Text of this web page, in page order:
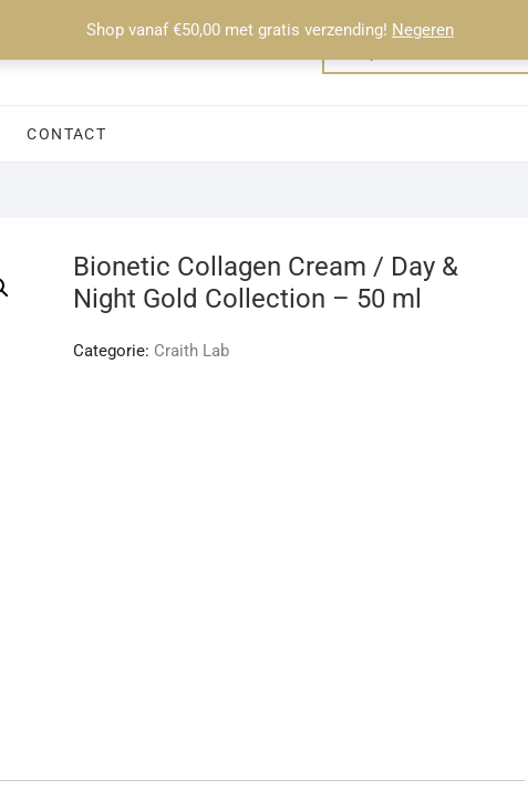
Shop vanaf €50,00 met gratis verzending! Negeren
CONTACT
Bionetic Collagen Cream / Day &
Night Gold Collection – 50 ml
Categorie: Craith Lab